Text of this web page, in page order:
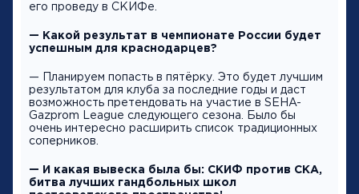
его проведу в СКИФе.
— Какой результат в чемпионате России будет
успешным для краснодарцев?
— Планируем попасть в пятёрку. Это будет лучшим
результатом для клуба за последние годы и даст
возможность претендовать на участие в SEHA-
Gazprom League следующего сезона. Было бы
очень интересно расширить список традиционных
соперников.
— И какая вывеска была бы: СКИФ против СКА,
битва лучших гандбольных школ